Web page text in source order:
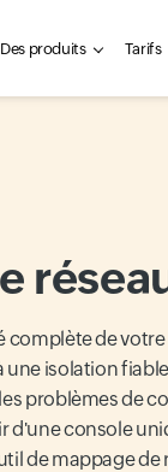
Des produits Tarifs
de
une isolation
problèmes de
d'une console
de mappage de